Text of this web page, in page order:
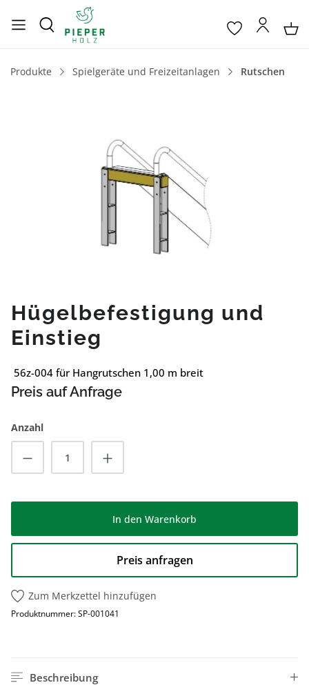
Produkte Spielgeräte und Freizeitanlagen Rutschen
Hügelbefestigung und
Einstieg
56z-004 für Hangrutschen 1,00 m breit
Preis auf Anfrage
Anzahl
Produkt Anzahl: Gib den gewünschten
In den Warenkorb
Preis anfragen
Zum Merkzettel hinzufügen
Produktnummer:SP-001041
Beschreibung